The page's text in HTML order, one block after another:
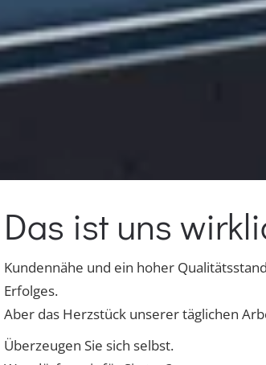
Das ist uns
Kundennähe und ein hoher
Erfolges.
Aber das Herzstück unserer täglichen
Überzeugen Sie sich selbst.